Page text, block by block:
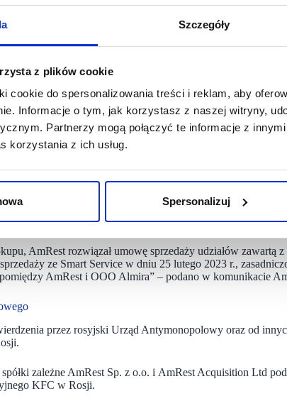
Szczegóły
z plików cookie
cookie do spersonalizowania treści i reklam, aby
Informacje o tym, jak korzystasz z naszej witryny,
Partnerzy mogą połączyć te informacje z
korzystania z ich usług.
Spersonalizuj
i oczekuje, że w rezultacie transakcji otrzyma
rosyjskiej części KFC. Decyzję o wyjściu z
Inc, skorzystał z prawa pierwokupu na jego rzecz lub
tego biznesu.
marki KFC: Konstantina Kotov oraz Andrey’a
Yum! Brands zawarł umowę sprzedaży w celu
roku” – napisano w komunikacie AmRest.
AmRest rozwiązał umowę sprzedaży udziałów zawartą
ze Smart Service w dniu 25 lutego 2023 r.,
AmRest i OOO Almira” – podano w komunikacie
przez rosyjski Urząd Antymonopolowy oraz od
zależne AmRest Sp. z o.o. i AmRest Acquisition Ltd
KFC w Rosji.